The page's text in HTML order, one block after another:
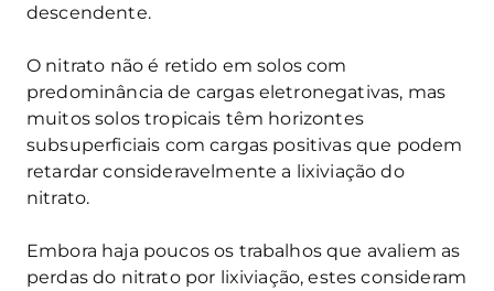
descendente.
O nitrato não é retido em solos com
predominância de cargas eletronegativas, mas
muitos solos tropicais têm horizontes
subsuperficiais com cargas positivas que podem
retardar consideravelmente a lixiviação do
nitrato.
Embora haja poucos os trabalhos que avaliem as
perdas do nitrato por lixiviação, estes consideram